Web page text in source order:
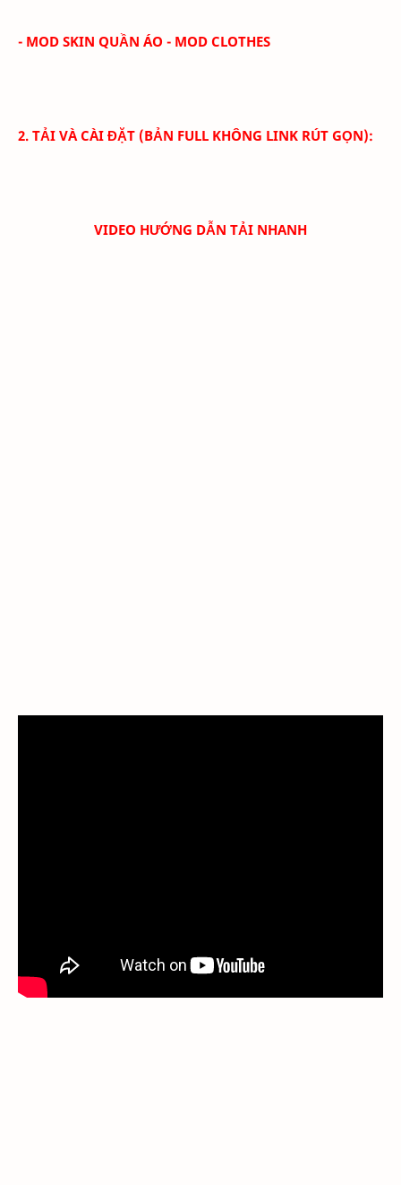
- MOD SKIN QUẦN ÁO - MOD CLOTHES
2. TẢI VÀ CÀI ĐẶT (BẢN FULL KHÔNG LINK RÚT GỌN):
VIDEO HƯỚNG DẪN TẢI NHANH